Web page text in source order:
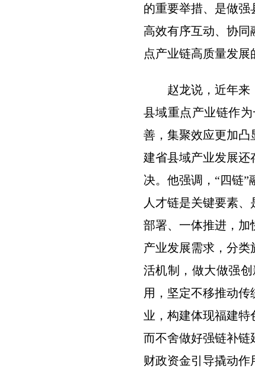
的重要举措、是做强
高效有序互动、协
点产业链高质量发展
赵龙说，近年来
县域重点产业链作
善，集聚效应更加凸
建省县域产业发展还
决。他强调，“四链
人才链是关键要素
部署、一体推进，加
产业发展需求，分类
活机制，做大做强
用，坚定不移推动
业，构建体现福建
而不舍做好强链补链
财政资金引导撬动